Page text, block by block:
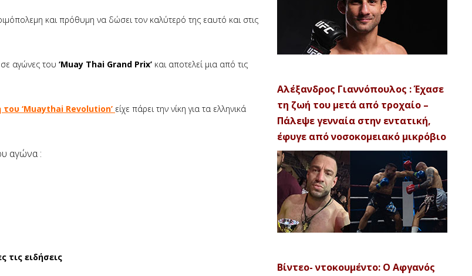
και πρόθυμη να δώσει τον καλύτερό της εαυτό και στις
σε αγώνες του ‘Muay Thai Grand Prix’ και αποτελεί μια από τις
‘Muaythai Revolution’ είχε πάρει την νίκη για τα ελληνικά
αγώνα :
τις ειδήσεις
Αλέξανδρος Γιαννόπουλος : Έχασε
τη ζωή του μετά από τροχαίο –
Πάλεψε γενναία στην εντατική,
έφυγε από νοσοκομειακό μικρόβιο
Βίντεο- ντοκουμέντο: Ο Αφγανός